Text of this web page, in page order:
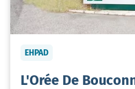
EHPAD
L'Orée De